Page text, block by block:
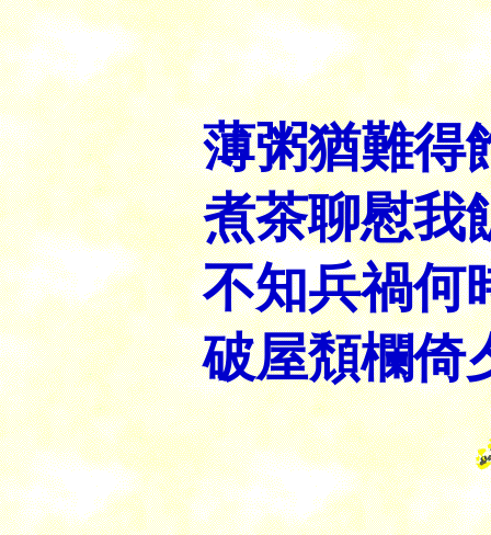
河
薄粥猶難得
煮茶聊慰我
不知兵禍何
破屋頽欄倚